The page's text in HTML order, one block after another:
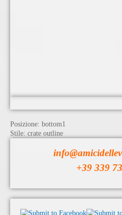
Posizione: bottom1
Stile: crate outline
+39 339